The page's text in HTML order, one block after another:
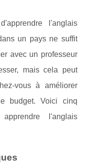
l'anglais
un pays ne suffit
avec un professeur
mais cela peut
vous à améliorer
budget. Voici cinq
l'anglais